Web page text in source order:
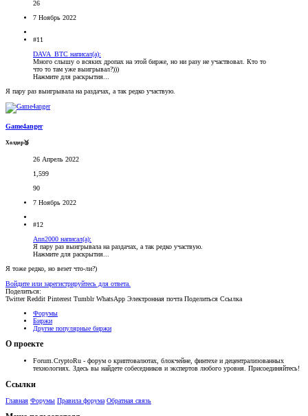
26
7 Ноябрь 2022
#11
DAVA_BTC написал(а):
Много слышу о всяких дропах на этой бирже, но ни разу не участвовал. Кто то
что то там уже выигрывал?)))
Нажмите для раскрытия...
Я пару раз выигрывала на раздачах, а так редко участвую.
Game4anger
Холдер🥉
26 Апрель 2022
1,599
90
7 Ноябрь 2022
#12
Ann2000 написал(а):
Я пару раз выигрывала на раздачах, а так редко участвую.
Нажмите для раскрытия...
Я тоже редко, но везет что-ли?)
Войдите или зарегистрируйтесь для ответа.
Поделиться:
Twitter Reddit Pinterest Tumblr WhatsApp Электронная почта Поделиться Ссылка
Форумы
Биржи
Другие популярные биржи
О проекте
Forum.CryptoRu - форум о криптовалютах, блокчейне, финтехе и децентрализованных
технологиях. Здесь вы найдете собеседников и экспертов любого уровня. Присоединяйтесь!
Ссылки
Главная Форумы Правила форума Обратная связь